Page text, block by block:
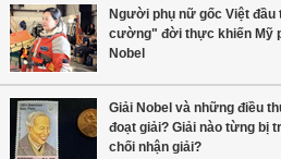
Người phụ nữ gốc Việt
cường" đời thực khiến Mỹ
Nobel
Giải Nobel và những điều
đoạt giải? Giải nào từng bị
chối nhận giải?